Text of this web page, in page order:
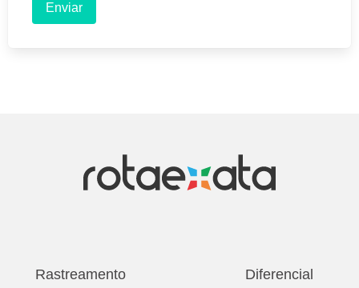
Enviar
Rastreamento
Diferencial